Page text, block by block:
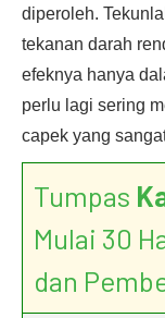
diperoleh.
tekanan darah
efeknya hanya
perlu lagi sering
capek yang
Tumpas
Mulai 30
dan